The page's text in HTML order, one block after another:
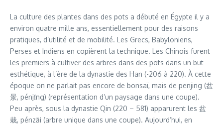
La culture des plantes dans des pots a débuté en Égypte il y a
environ quatre mille ans, essentiellement pour des raisons
pratiques, d’utilité et de mobilité. Les Grecs, Babyloniens,
Perses et Indiens en copièrent la technique. Les Chinois furent
les premiers à cultiver des arbres dans des pots dans un but
esthétique, à l’ère de la dynastie des Han (-206 à 220). À cette
époque on ne parlait pas encore de bonsaï, mais de penjing (盆
景, pénjǐng) (représentation d’un paysage dans une coupe).
Peu après, sous la dynastie Qin (220 – 581) apparurent les 盆
栽, pénzāi (arbre unique dans une coupe). Aujourd’hui, en